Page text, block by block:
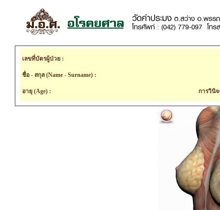
เลขที่บัตรผู้ป่วย :
ชื่อ - สกุล (Name - Surname) :
อายุ (Age) : การวินิ